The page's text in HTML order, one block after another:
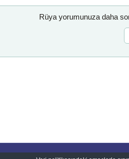
Rüya yorumunuza daha